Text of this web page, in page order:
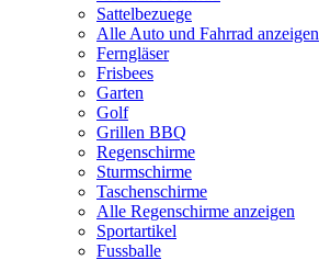
Sattelbezuege
Alle Auto und Fahrrad anzeigen
Ferngläser
Frisbees
Garten
Golf
Grillen BBQ
Regenschirme
Sturmschirme
Taschenschirme
Alle Regenschirme anzeigen
Sportartikel
Fussballe